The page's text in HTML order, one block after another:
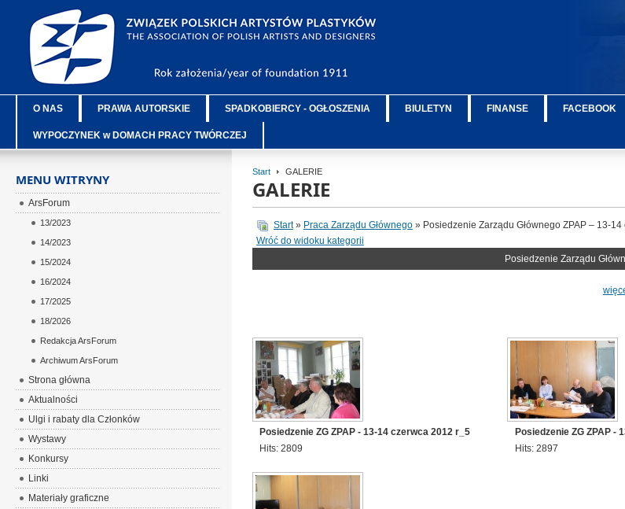
O NAS PRAWA AUTORSKIE SPADKOBIERCY - OGŁOSZENIA BIULETYN FINANSE FACEBOOK
WYPOCZYNEK w DOMACH PRACY TWÓRCZEJ
Start GALERIE
GALERIE
Start» Praca Zarządu Głównego» Posiedzenie Zarządu Głównego ZPAP – 13-14
Wróć do widoku kategorii
Posiedzenie Zarządu
Posiedzenie ZG ZPAP - 13-14 czerwca 2012 r_5
Hits: 2809
Posiedzenie ZG ZPAP -
Hits: 2897
MENU WITRYNY
ArsForum
13/2023
14/2023
15/2024
16/2024
17/2025
18/2026
Redakcja ArsForum
Archiwum ArsForum
Strona główna
Aktualności
Ulgi i rabaty dla Członków
Wystawy
Konkursy
Linki
Materiały graficzne